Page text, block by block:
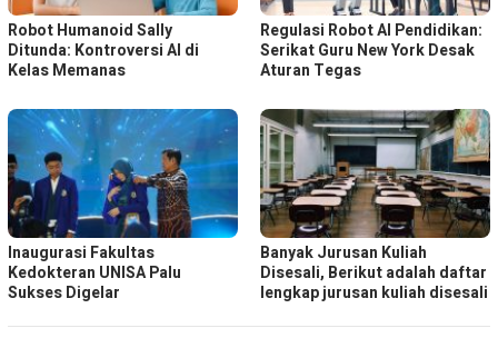
Robot Humanoid Sally
Ditunda: Kontroversi AI di
Kelas Memanas
Regulasi Robot AI Pendidikan:
Serikat Guru New York Desak
Aturan Tegas
Inaugurasi Fakultas
Kedokteran UNISA Palu
Sukses Digelar
Banyak Jurusan Kuliah
Disesali, Berikut adalah daftar
lengkap jurusan kuliah disesali